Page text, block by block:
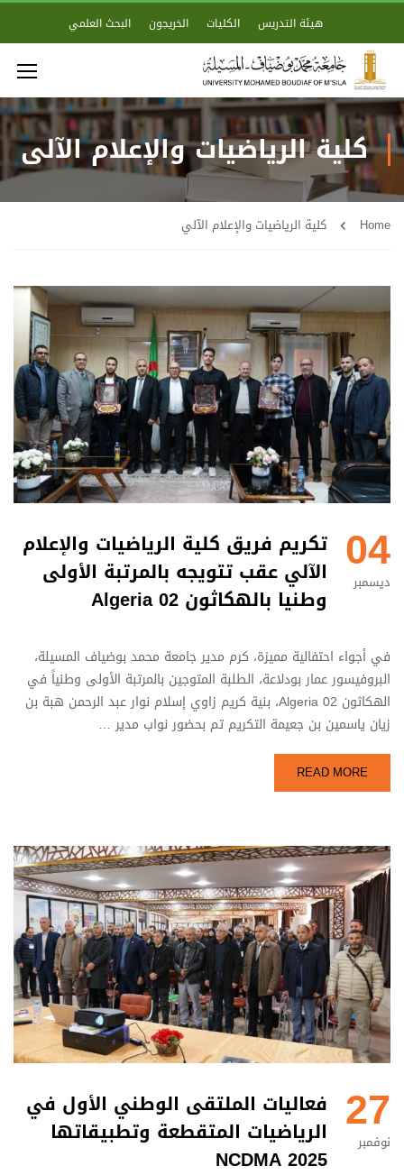
هيئة التدريس الكليات الخريجون البحث العلمي
كلية الرياضيات والإعلام الآلي
Home كلية الرياضيات والإعلام الآلي
04
ديسمبر
تكريم فريق كلية الرياضيات والإعلام
الآلي عقب تتويجه بالمرتبة الأولى
وطنيا بالهكاثون Algeria 02
في أجواء احتفالية مميزة، كرم مدير جامعة محمد بوضياف المسيلة،
البروفيسور عمار بودلاعة، الطلبة المتوجين بالمرتبة الأولى وطنياً في
الهكاثون Algeria 02، بنية كريم زاوي إسلام نوار عبد الرحمن هبة بن
زيان ياسمين بن جعيمة التكريم تم بحضور نواب مدير …
READ MORE
27
نوفمبر
فعاليات الملتقى الوطني الأول في
الرياضيات المتقطعة وتطبيقاتها
NCDMA 2025